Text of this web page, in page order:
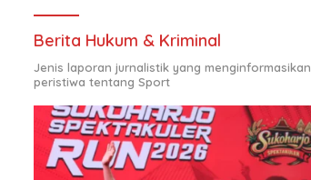
Berita Hukum & Kriminal
Jenis laporan jurnalistik yang menginformasikan
peristiwa tentang Sport